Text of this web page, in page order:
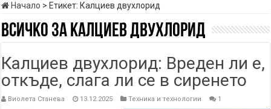
Начало > Етикет: Калциев двухлорид
Всичко заКалциев двухлорид
Калциев двухлорид: Вреден ли е,
откъде, слага ли се в сиренето
Виолета Станева 13.12.2025 Техника и технологии 1